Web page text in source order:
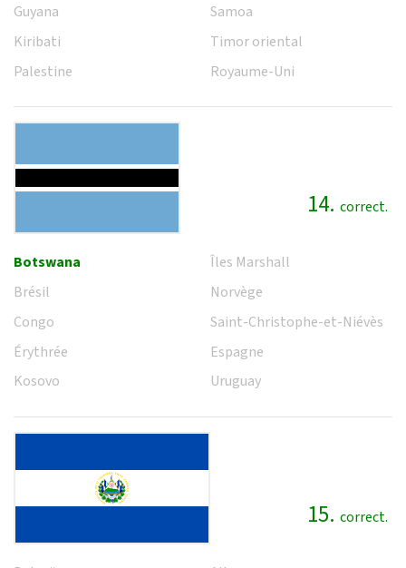
Guyana
Kiribati
Palestine
Samoa
Timor oriental
Royaume-Uni
14. correct.
Botswana
Brésil
Congo
Érythrée
Kosovo
Îles Marshall
Norvège
Saint-Christophe-et-Niévès
Espagne
Uruguay
15. correct.